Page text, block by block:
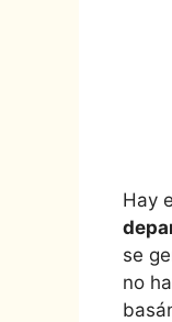
Hay
se
no